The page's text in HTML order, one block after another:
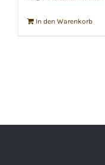
In den Warenkorb